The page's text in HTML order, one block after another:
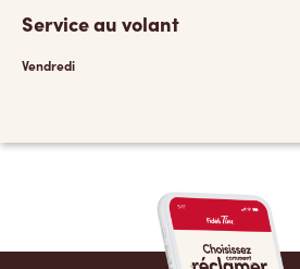
Service au volant
Vendredi